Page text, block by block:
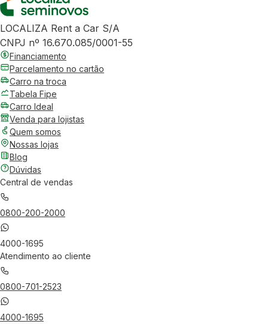
LOCALIZA Rent a Car S/A
CNPJ nº 16.670.085/0001-55
Financiamento
Parcelamento no cartão
Carro na troca
Tabela Fipe
Carro Ideal
Venda para lojistas
Quem somos
Nossas lojas
Blog
Dúvidas
Central de vendas
0800-200-2000
4000-1695
Atendimento ao cliente
0800-701-2523
4000-1695